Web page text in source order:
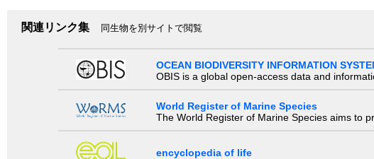
関連リンク集 同生物を別サイトで閲覧
OCEAN BIODIVERSITY INFORMATION
OBIS is a global open-access data and
World Register of Marine Species
The World Register of Marine Species aims to
encyclopedia of life